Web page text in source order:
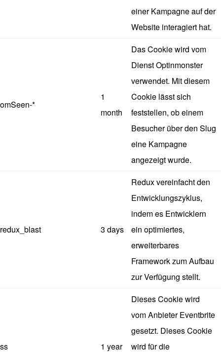
einer Kampagne auf der
Website interagiert hat.
omSeen-*
1
month
Das Cookie wird vom
Dienst Optinmonster
verwendet. Mit diesem
Cookie lässt sich
feststellen, ob einem
Besucher über den Slug
eine Kampagne
angezeigt wurde.
redux_blast 3 days
Redux vereinfacht den
Entwicklungszyklus,
indem es Entwicklern
ein optimiertes,
erweiterbares
Framework zum Aufbau
zur Verfügung stellt.
ss 1 year
Dieses Cookie wird
vom Anbieter Eventbrite
gesetzt. Dieses Cookie
wird für die